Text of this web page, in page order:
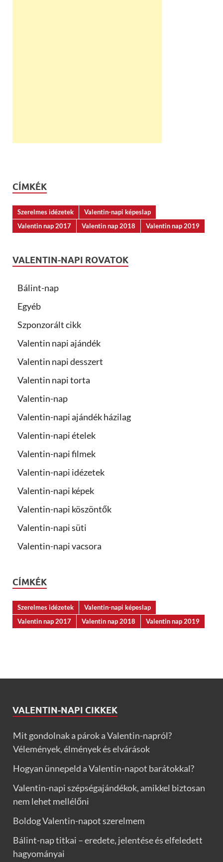
CÍMKÉK
Szerelmes idézetek
Valentin-napi képeslap
Valentin nap 2017
Valentin nap 2018 Valentin nap 2019
VALENTIN-NAPI ROVATOK
Bálint-nap
Egyéb
Szponzorált cikk
Valentin napi ajándék
Valentin napi desszert
Valentin napi torta
Valentin-nap
Valentin-napi ajándék házilag
Valentin-napi ételek
Valentin-napi filmek
Valentin-napi idézetek
Valentin-napi képek
Valentin-napi köszöntők
Valentin-napi süti
Valentin-napi vacsora
CÍMKÉK
Szerelmes idézetek
Valentin-napi képeslap
Valentin nap 2017
Valentin nap 2018 Valentin nap 2019
VALENTIN-NAPI CIKKEK
Mit gondolnak a párok a Valentin-napról?
Vélemények, élmények és elvárások
Hogyan ünnepeld a Valentin-napot barátokkal?
Valentin-napi szépségajándékok, amikkel biztosan
nem lehet mellélőni
Boldog Valentin-napot szerelmem
Bálint-nap titkai – eredete, jelentése és elfeledett
hagyományai